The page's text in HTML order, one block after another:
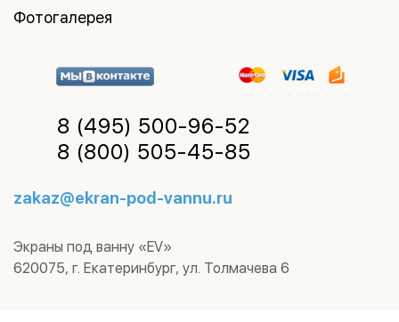
Фотогалерея
8 (495) 500-96-52
8 (800) 505-45-85
zakaz@ekran-pod-vannu.ru
Экраны под ванну «EV»
620075, г. Екатеринбург, ул. Толмачева 6